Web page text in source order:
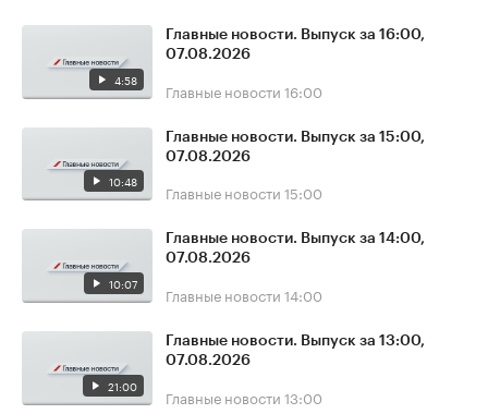
4:58
Главные новости. Выпуск за 16:00,
07.08.2026
Главные новости 16:00
10:48
Главные новости. Выпуск за 15:00,
07.08.2026
Главные новости 15:00
10:07
Главные новости. Выпуск за 14:00,
07.08.2026
Главные новости 14:00
21:00
Главные новости. Выпуск за 13:00,
07.08.2026
Главные новости 13:00